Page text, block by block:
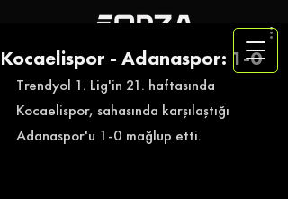
Kocaelispor - Adanaspor: 1-0
Trendyol 1. Lig'in 21. haftasında
Kocaelispor, sahasında karşılaştığı
Adanaspor'u 1-0 mağlup etti.